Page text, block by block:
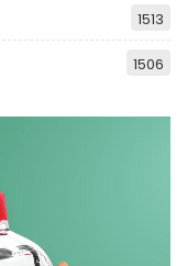
1513
1506